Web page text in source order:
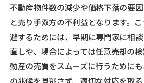
不動産物件数の減少や価格下落の要
と売り手双方の不利益となります。
避するためには、早期に専門家に相
直しや、場合によっては任意売却の
動産の売買をスムーズに行うために
の兆候を見逃さず、適切な対応を取る